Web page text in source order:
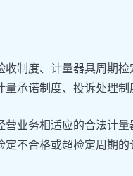
制度、计量器具周期
承诺制度、投诉处理制
业务相适应的合法计
不合格或超检定周期的